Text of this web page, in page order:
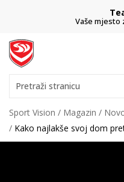
Vaše mjesto
Pretraži stranicu
Sport Vision Magazin
Kako najlakše svoj dom